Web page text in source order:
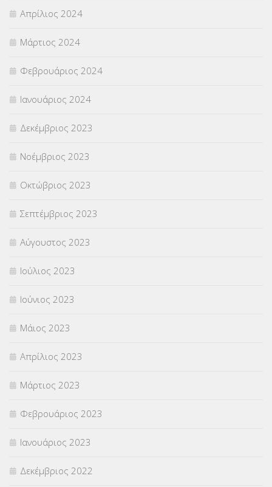
Απρίλιος 2024
Μάρτιος 2024
Φεβρουάριος 2024
Ιανουάριος 2024
Δεκέμβριος 2023
Νοέμβριος 2023
Οκτώβριος 2023
Σεπτέμβριος 2023
Αύγουστος 2023
Ιούλιος 2023
Ιούνιος 2023
Μάιος 2023
Απρίλιος 2023
Μάρτιος 2023
Φεβρουάριος 2023
Ιανουάριος 2023
Δεκέμβριος 2022